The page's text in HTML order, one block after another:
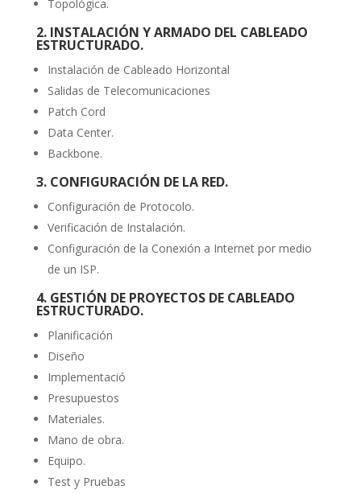
Topológica.
2. INSTALACIÓN Y ARMADO DEL CABLEADO
ESTRUCTURADO.
Instalación de Cableado Horizontal
Salidas de Telecomunicaciones
Patch Cord
Data Center.
Backbone.
3. CONFIGURACIÓN DE LA RED.
Configuración de Protocolo.
Verificación de Instalación.
Configuración de la Conexión a Internet por medio
de un ISP.
4. GESTIÓN DE PROYECTOS DE CABLEADO
ESTRUCTURADO.
Planificación
Diseño
Implementació
Presupuestos
Materiales.
Mano de obra.
Equipo.
Test y Pruebas